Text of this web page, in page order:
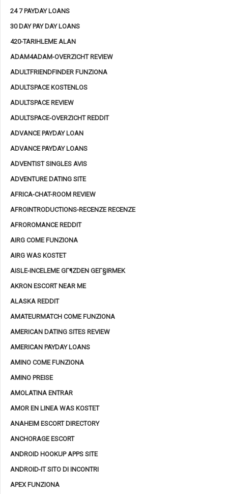
24 7 PAYDAY LOANS
30 DAY PAY DAY LOANS
420-TARIHLEME ALAN
ADAM4ADAM-OVERZICHT REVIEW
ADULTFRIENDFINDER FUNZIONA
ADULTSPACE KOSTENLOS
ADULTSPACE REVIEW
ADULTSPACE-OVERZICHT REDDIT
ADVANCE PAYDAY LOAN
ADVANCE PAYDAY LOANS
ADVENTIST SINGLES AVIS
ADVENTURE DATING SITE
AFRICA-CHAT-ROOM REVIEW
AFROINTRODUCTIONS-RECENZE RECENZE
AFROROMANCE REDDIT
AIRG COME FUNZIONA
AIRG WAS KOSTET
AISLE-INCELEME GГ¶ZDEN GEГ§IRMEK
AKRON ESCORT NEAR ME
ALASKA REDDIT
AMATEURMATCH COME FUNZIONA
AMERICAN DATING SITES REVIEW
AMERICAN PAYDAY LOANS
AMINO COME FUNZIONA
AMINO PREISE
AMOLATINA ENTRAR
AMOR EN LINEA WAS KOSTET
ANAHEIM ESCORT DIRECTORY
ANCHORAGE ESCORT
ANDROID HOOKUP APPS SITE
ANDROID-IT SITO DI INCONTRI
APEX FUNZIONA